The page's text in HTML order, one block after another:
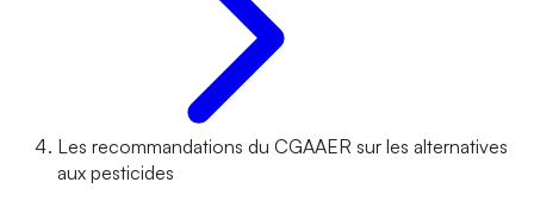
Les recommandations du CGAAER sur les alternatives
aux pesticides